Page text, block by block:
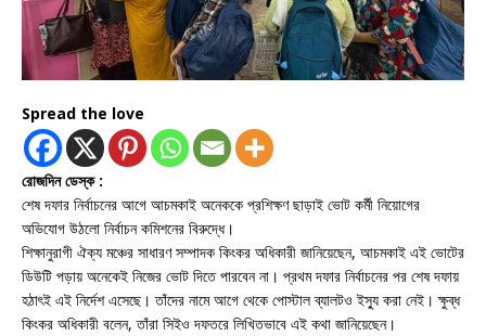
Spread the love
রোজদিন ডেস্ক :
শেষ দফার নির্বাচনের আগে আচমকাই অনেককে প্রশিক্ষণ ছাড়াই ভোট কর্মী নিয়োগের
অভিযোগ উঠলো নির্বাচন কমিশনের বিরুদ্ধে।
শিক্ষানুরাগী ঐক্য মঞ্চের সাধারণ সম্পাদক কিংকর অধিকারী জানিয়েছেন, আচমকাই এই ভোটের
ডিউটি পড়ায় অনেকেই নিজের ভোট দিতে পারবেন না। প্রথম দফার নির্বাচনের পর শেষ দফায়
হঠাৎই এই নির্দেশ এসেছে। তাঁদের নামে আগে থেকে পোস্টাল ব্যালটও ইস্যু করা নেই। ক্ষুব্ধ
কিংকর অধিকারী বলেন, তাঁরা সিইও দফতরে লিখিতভাবে এই কথা জানিয়েছেন।